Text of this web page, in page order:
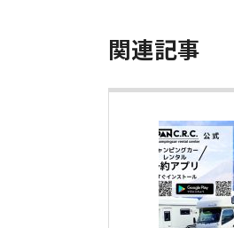
関連記事